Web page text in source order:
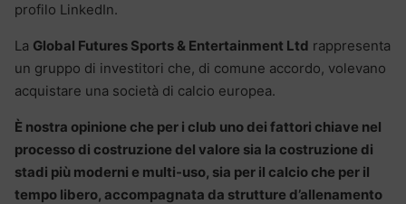
profilo LinkedIn.
La Global Futures Sports & Entertainment Ltd rappresenta
un gruppo di investitori che, di comune accordo, volevano
acquistare una società di calcio europea.
È nostra opinione che per i club uno dei fattori chiave nel
processo di costruzione del valore sia la costruzione di
stadi più moderni e multi-uso, sia per il calcio che per il
tempo libero, accompagnata da strutture d’allenamento